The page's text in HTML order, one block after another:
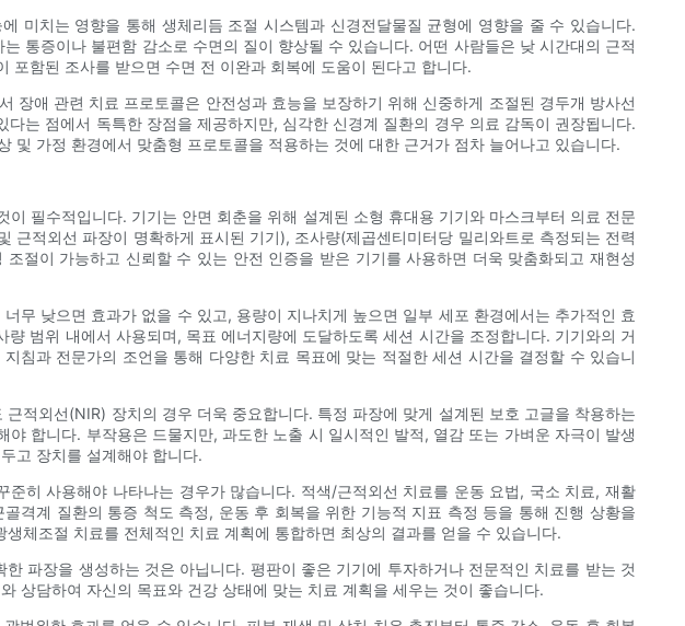
미치는 영향을 통해 생체리듬 조절 시스템과 신경전달물질 균형에 영향을 줄 수 있습니다.
통증이나 불편함 감소로 수면의 질이 향상될 수 있습니다. 어떤 사람들은 낮 시간대의 근적
함된 조사를 받으면 수면 전 이완과 회복에 도움이 된다고 합니다.
애 관련 치료 프로토콜은 안전성과 효능을 보장하기 위해 신중하게 조절된 경두개 방사선
는 점에서 독특한 장점을 제공하지만, 심각한 신경계 질환의 경우 의료 감독이 권장됩니다.
가정 환경에서 맞춤형 프로토콜을 적용하는 것에 대한 근거가 점차 늘어나고 있습니다.
필수적입니다. 기기는 안면 회춘을 위해 설계된 소형 휴대용 기기와 마스크부터 의료 전문
적외선 파장이 명확하게 표시된 기기), 조사량(제곱센티미터당 밀리와트로 측정되는 전력
절이 가능하고 신뢰할 수 있는 안전 인증을 받은 기기를 사용하면 더욱 맞춤화되고 재현성
무 낮으면 효과가 없을 수 있고, 용량이 지나치게 높으면 일부 세포 환경에서는 추가적인 효
범위 내에서 사용되며, 목표 에너지량에 도달하도록 세션 시간을 조정합니다. 기기와의 거
침과 전문가의 조언을 통해 다양한 치료 목표에 맞는 적절한 세션 시간을 결정할 수 있습니
적외선(NIR) 장치의 경우 더욱 중요합니다. 특정 파장에 맞게 설계된 보호 고글을 착용하는
합니다. 부작용은 드물지만, 과도한 노출 시 일시적인 발적, 열감 또는 가벼운 자극이 발생
고 장치를 설계해야 합니다.
히 사용해야 나타나는 경우가 많습니다. 적색/근적외선 치료를 운동 요법, 국소 치료, 재활
격계 질환의 통증 척도 측정, 운동 후 회복을 위한 기능적 지표 측정 등을 통해 진행 상황을
체조절 치료를 전체적인 치료 계획에 통합하면 최상의 결과를 얻을 수 있습니다.
파장을 생성하는 것은 아닙니다. 평판이 좋은 기기에 투자하거나 전문적인 치료를 받는 것
상담하여 자신의 목표와 건강 상태에 맞는 치료 계획을 세우는 것이 좋습니다.